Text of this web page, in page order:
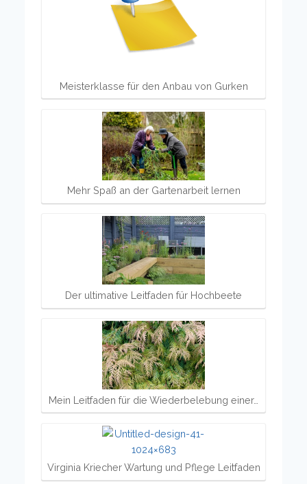
Meisterklasse für den Anbau von Gurken
Mehr Spaß an der Gartenarbeit lernen
Der ultimative Leitfaden für Hochbeete
Mein Leitfaden für die Wiederbelebung einer…
Virginia Kriecher Wartung und Pflege Leitfaden